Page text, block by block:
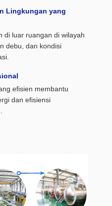
Lingkungan yang
di luar ruangan di wilayah
debu, dan kondisi
efisien membantu
dan efisiensi